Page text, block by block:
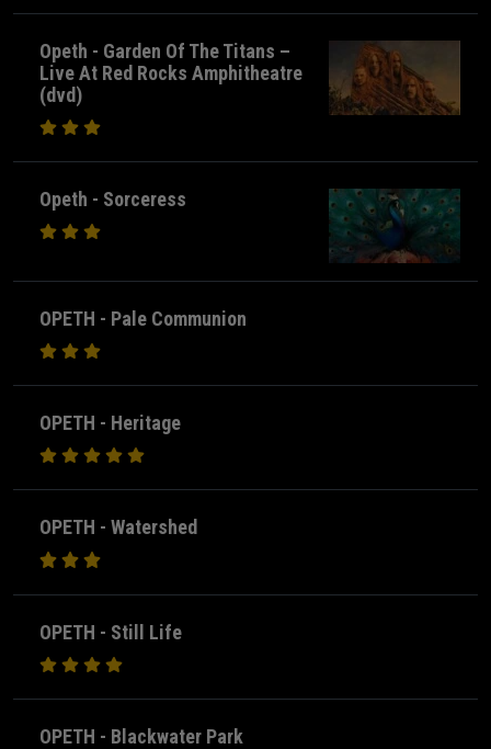
Opeth - Garden Of The Titans –
Live At Red Rocks Amphitheatre
(dvd)
Opeth - Sorceress
OPETH - Pale Communion
OPETH - Heritage
OPETH - Watershed
OPETH - Still Life
OPETH - Blackwater Park